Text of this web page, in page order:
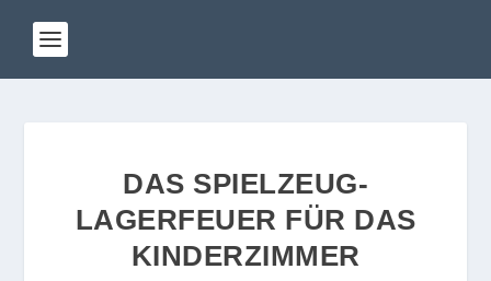
DAS SPIELZEUG-
LAGERFEUER FÜR DAS
KINDERZIMMER